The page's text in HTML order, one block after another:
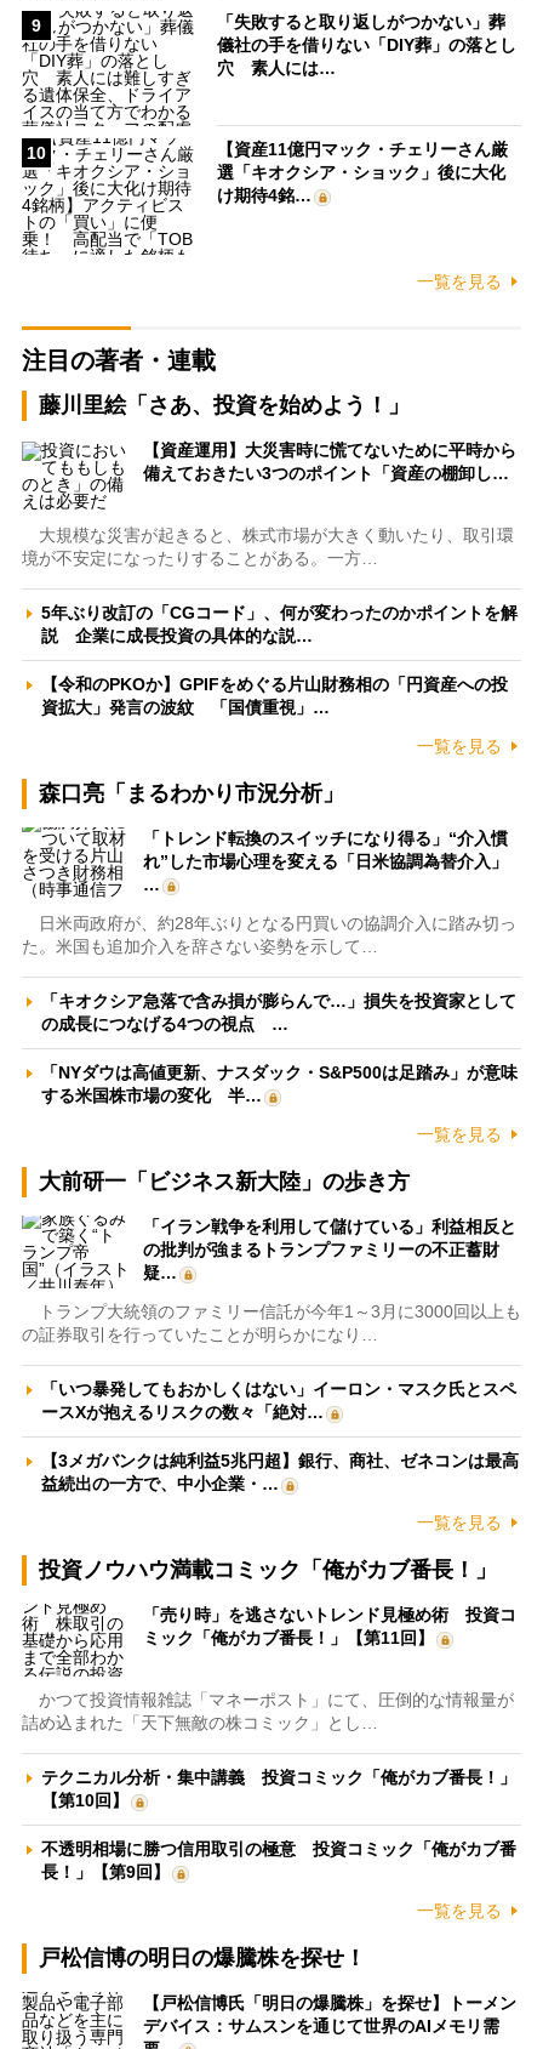
9
「失敗すると取り返しがつかない」葬
儀社の手を借りない「DIY葬」の落とし
穴 素人には…
10
【資産11億円マック・チェリーさん厳
選「キオクシア・ショック」後に大化
け期待4銘…
一覧を見る
注目の著者・連載
藤川里絵「さあ、投資を始めよう！」
【資産運用】大災害時に慌てないために平時から
備えておきたい3つのポイント「資産の棚卸し…
大規模な災害が起きると、株式市場が大きく動いたり、取引環
境が不安定になったりすることがある。一方…
5年ぶり改訂の「CGコード」、何が変わったのかポイントを解
説 企業に成長投資の具体的な説…
【令和のPKOか】GPIFをめぐる片山財務相の「円資産への投
資拡大」発言の波紋 「国債重視」…
一覧を見る
森口亮「まるわかり市況分析」
「トレンド転換のスイッチになり得る」“介入慣
れ”した市場心理を変える「日米協調為替介入」
…
日米両政府が、約28年ぶりとなる円買いの協調介入に踏み切っ
た。米国も追加介入を辞さない姿勢を示して…
「キオクシア急落で含み損が膨らんで…」損失を投資家として
の成長につなげる4つの視点 …
「NYダウは高値更新、ナスダック・S&P500は足踏み」が意味
する米国株市場の変化 半…
一覧を見る
大前研一「ビジネス新大陸」の歩き方
「イラン戦争を利用して儲けている」利益相反と
の批判が強まるトランプファミリーの不正蓄財
疑…
トランプ大統領のファミリー信託が今年1～3月に3000回以上も
の証券取引を行っていたことが明らかになり…
「いつ暴発してもおかしくはない」イーロン・マスク氏とスペ
ースXが抱えるリスクの数々「絶対…
【3メガバンクは純利益5兆円超】銀行、商社、ゼネコンは最高
益続出の一方で、中小企業・…
一覧を見る
投資ノウハウ満載コミック「俺がカブ番長！」
「売り時」を逃さないトレンド見極め術 投資コ
ミック「俺がカブ番長！」【第11回】
かつて投資情報雑誌「マネーポスト」にて、圧倒的な情報量が
詰め込まれた「天下無敵の株コミック」とし…
テクニカル分析・集中講義 投資コミック「俺がカブ番長！」
【第10回】
不透明相場に勝つ信用取引の極意 投資コミック「俺がカブ番
長！」【第9回】
一覧を見る
戸松信博の明日の爆騰株を探せ！
【戸松信博氏「明日の爆騰株」を探せ】トーメン
デバイス：サムスンを通じて世界のAIメモリ需